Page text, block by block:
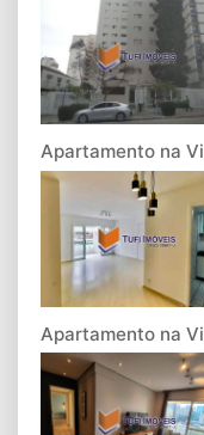
Apartamento na
Apartamento na